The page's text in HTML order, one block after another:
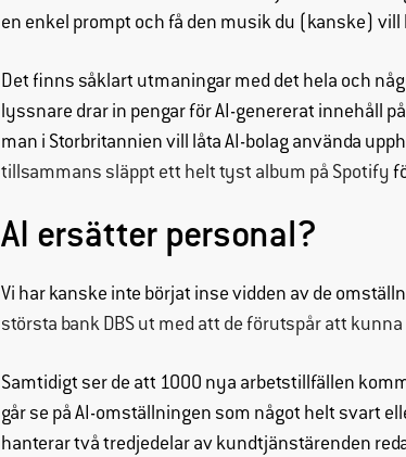
en enkel prompt och få den musik du (kanske) vill
Det finns såklart utmaningar med det hela och
lyssnare drar in pengar för AI-genererat innehåll
man i Storbritannien vill låta AI-bolag använda
tillsammans släppt ett helt tyst album på Spotify
AI ersätter personal?
Vi har kanske inte börjat inse vidden av de
största bank DBS ut med att de förutspår att
Samtidigt ser de att 1000 nya arbetstillfällen
går se på AI-omställningen som något helt svart
hanterar två tredjedelar av kundtjänstärenden